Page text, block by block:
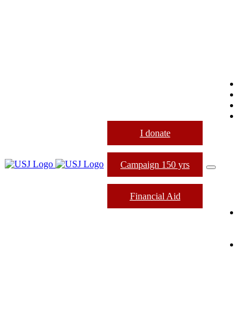
I donate
Campaign 150 yrs
Financial Aid